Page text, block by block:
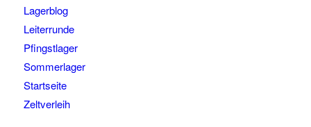
Lagerblog
Leiterrunde
Pfingstlager
Sommerlager
Startseite
Zeltverleih